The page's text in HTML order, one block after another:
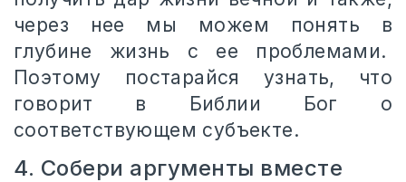
через нее мы можем понять в
глубине жизнь с ее проблемами.
Поэтому постарайся узнать, что
говорит в Библии Бог о
соответствующем субъекте.
4. Собери аргументы вместе